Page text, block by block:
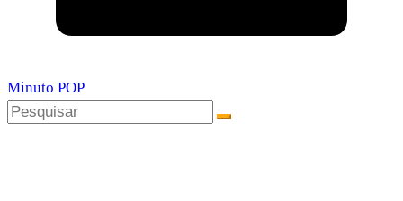
Minuto POP